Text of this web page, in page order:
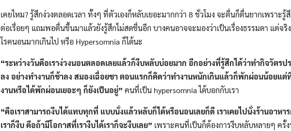
เคยไหม? รู้สึกง่วงตลอดเวลา ทั้งๆ ที่ตัวเองก็หลับเยอะมากกว่า 8 ชั่วโมง จะตื่นก็ตื่นยากเพราะ
ต่อเรื่อยๆ แถมพอตื่นขึ้นมาแล้วยังรู้สึกไม่สดชื่นอีก บางคนอาจจะมองว่าเป็นเรื่องธรรมดา แต่จ
โรคนอนมากเกินไป หรือ Hypersomnia ก็ได้นะ
“ระหว่างวันคือเราง่วงนอนตลอดเลยแล้วก็งีบหลับบ่อยมาก อีกอย่างที่รู้สึกได้ว่าทำกิจวัตรป
ลง อย่างทำงานก็ช้าลง สมองเฉื่อยชา ตอนแรกก็คิดว่าทำงานหนักเกินแล้วก็พักผ่อนน้อยแ
งานหรือได้พักผ่อนเยอะๆ ก็ยังเป็นอยู่” คนที่เป็น hypersomnia ได้บอกกับเรา
“คือเราสามารถงีบได้แทบทุกที่ แบบนั่งแล้วหลับก็ได้หรือนอนเลยก็ดี เราเคยไปนั่งร้านอาหา
เราก็งีบ คือถ้ามีโอกาสที่เรางีบได้เราก็จะงีบเลย” เพราะคนที่เป็นก็ต้องการงีบหลับหลายๆ ครั้ง